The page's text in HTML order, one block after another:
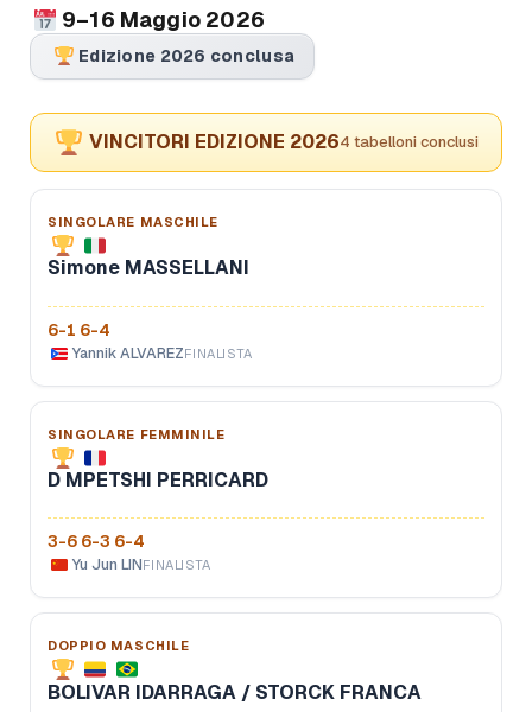
9–16 Maggio 2026
Edizione 2026 conclusa
VINCITORI EDIZIONE 20264 tabelloni conclusi
SINGOLARE MASCHILE
Simone MASSELLANI
6-1 6-4
Yannik ALVAREZFINALISTA
SINGOLARE FEMMINILE
D MPETSHI PERRICARD
3-6 6-3 6-4
Yu Jun LINFINALISTA
DOPPIO MASCHILE
BOLIVAR IDARRAGA / STORCK FRANCA